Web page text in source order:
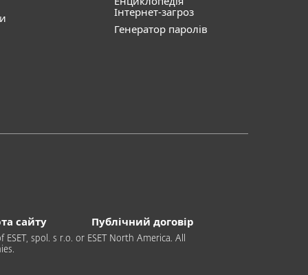
Інтернет-загроз
Генератор паролів
сайту Публічний договір
spol. s r.o. or ESET North America. All